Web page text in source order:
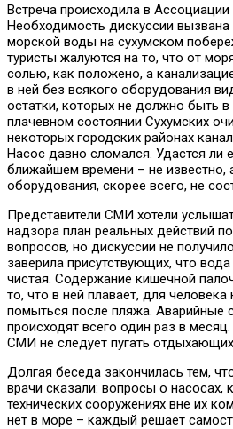
Встреча происходила в
Необходимость дискуссии
морской воды на сухумском
туристы жалуются на то, что от
солью, как положено, а
в ней без всякого оборудования
остатки, которых не должно быть
плачевном состоянии Сухумских
некоторых городских районах
Насос давно сломался. Удастся ли
ближайшем времени – не известно,
оборудования, скорее всего, не
Представители СМИ хотели
надзора план реальных действий
вопросов, но дискуссии не
заверила присутствующих, что
чистая. Содержание кишечной
то, что в ней плавает, для
помыться после пляжа. Аварийные
происходят всего один раз в
СМИ не следует пугать
Долгая беседа закончилась тем,
врачи сказали: вопросы о насосах,
технических сооружениях вне их
нет в море – каждый решает